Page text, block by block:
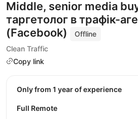
Middle, senior media
таргетолог в трафік-
(Facebook)
Offline
Clean Traffic
Copy link
Only from 1 year of experience
Full Remote